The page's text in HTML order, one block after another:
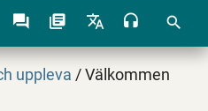
search
uppleva /Välkommen